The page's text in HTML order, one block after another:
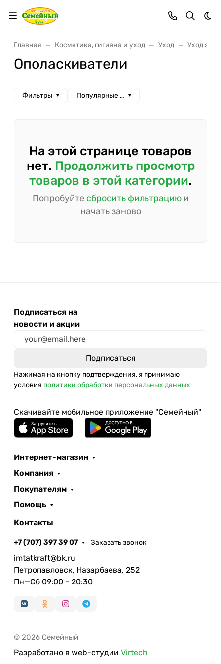
Главная Косметика, гигиена и уход Уход Уход за
Ополаскиватели
Фильтры Популярные сначала
На этой странице товаров
нет. Продолжить просмотр
товаров в этой категории.
Попробуйте сбросить фильтрациюи
начать заново
Подписаться на
новости и акции
Нажимая на кнопку подтверждения, я принимаю
условия политики обработки персональных данных
Скачивайте мобильное приложение "Семейный"
Интернет-магазин
Компания
Покупателям
Помощь
Контакты
+7 (707) 397 39 07 Заказать звонок
imtatkraft@bk.ru
Петропавловск, Назарбаева, 252
Пн—Сб 09:00 – 20:30
© 2026 Семейный
Разработано в web-студии Virtech